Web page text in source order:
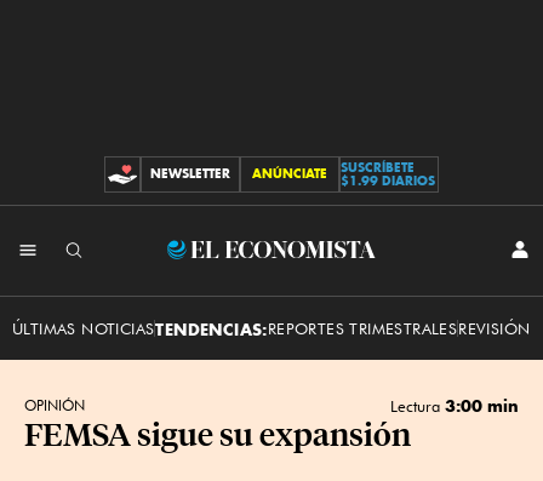
CONTRIBUCIONES
NEWSLETTER ANÚNCIATE
SUSCRÍBETE
$1.99 DIARIOS
El
ÚLTIMAS NOTICIASTENDENCIAS:REPORTES TRIMESTRALESREVISIÓN
OPINIÓN Lectura 3:00 min
FEMSA sigue su expansión